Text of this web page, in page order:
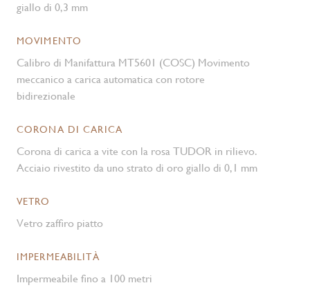
giallo di 0,3 mm
MOVIMENTO
Calibro di Manifattura MT5601 (COSC) Movimento
meccanico a carica automatica con rotore
bidirezionale
CORONA DI CARICA
Corona di carica a vite con la rosa TUDOR in rilievo.
Acciaio rivestito da uno strato di oro giallo di 0,1 mm
VETRO
Vetro zaffiro piatto
IMPERMEABILITÀ
Impermeabile fino a 100 metri